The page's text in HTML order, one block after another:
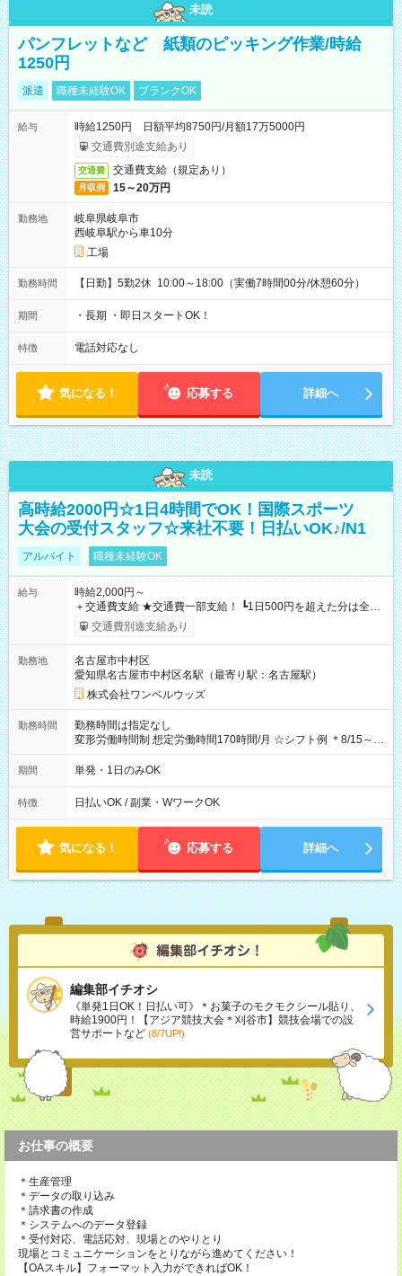
未読
パンフレットなど 紙類のピッキング作業/時給
1250円
派遣 職種未経験OK ブランクOK
給与
時給1250円 日額平均8750円/月額17万5000円
交通費別途支給あり
交通費 交通費支給（規定あり）
月収例 15～20万円
勤務地
岐阜県岐阜市
西岐阜駅から車10分
工場
勤務時間 【日勤】5勤2休 10:00～18:00（実働7時間00分/休憩60分）
期間 ・長期 ・即日スタートOK！
特徴 電話対応なし
気になる！ 応募する 詳細へ
未読
高時給2000円☆1日4時間でOK！国際スポーツ
大会の受付スタッフ☆来社不要！日払いOK♪/N1
アルバイト 職種未経験OK
給与
時給2,000円～
＋交通費支給 ★交通費一部支給！ ┗1日500円を超えた分は全額
支給！ ※往復500円以内の方は自己負担となります ★日払い
OK！（規定あり） ┗働いたその日に現金GET♪ お仕事後はコン
期間なし
交通費別途支給あり
勤務地
名古屋市中村区
愛知県名古屋市中村区名駅（最寄り駅：名古屋駅）
株式会社ワンベルウッズ
勤務時間
勤務時間は指定なし
変形労働時間制 想定労働時間170時間/月 ☆シフト例 ＊8/15～
10/26 全日共通 08：00～12：00 17：00～21：00 ＊8/31
～9/19のみ下記シフトもあります！ 12：00～16：00 ＊9/6～
00
期間 単発・1日のみOK
特徴 日払いOK / 副業・WワークOK
気になる！ 応募する 詳細へ
編集部イチオシ
《単発1日OK！日払い可》＊お菓子のモクモクシール貼り、
時給1900円！【アジア競技大会＊刈谷市】競技会場での設
営サポートなど (8/7UP!)
お仕事の概要
＊生産管理
＊データの取り込み
＊請求書の作成
＊システムへのデータ登録
＊受付対応、電話応対、現場とのやりとり
現場とコミュニケーションをとりながら進めてください！
【OAスキル】フォーマット入力ができればOK！